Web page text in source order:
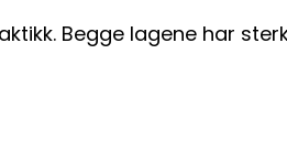
Begge lagene har